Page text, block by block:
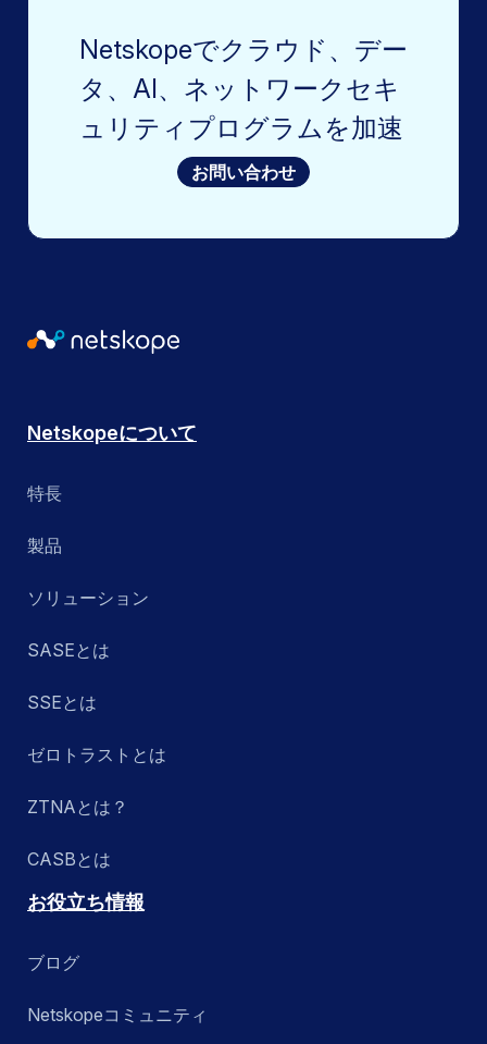
Netskopeでクラウド、デー
タ、AI、ネットワークセキ
ュリティプログラムを加速
お問い合わせ
Netskopeについて
特長
製品
ソリューション
SASEとは
SSEとは
ゼロトラストとは
ZTNAとは？
CASBとは
お役立ち情報
ブログ
Netskopeコミュニティ